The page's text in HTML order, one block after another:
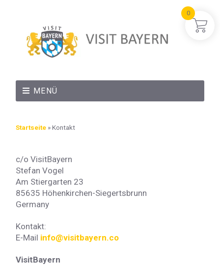
MENÜ
Startseite »Kontakt
c/o VisitBayern
Stefan Vogel
Am Stiergarten 23
85635 Höhenkirchen-Siegertsbrunn
Germany
Kontakt:
E-Mail info@visitbayern.co
VisitBayern
0